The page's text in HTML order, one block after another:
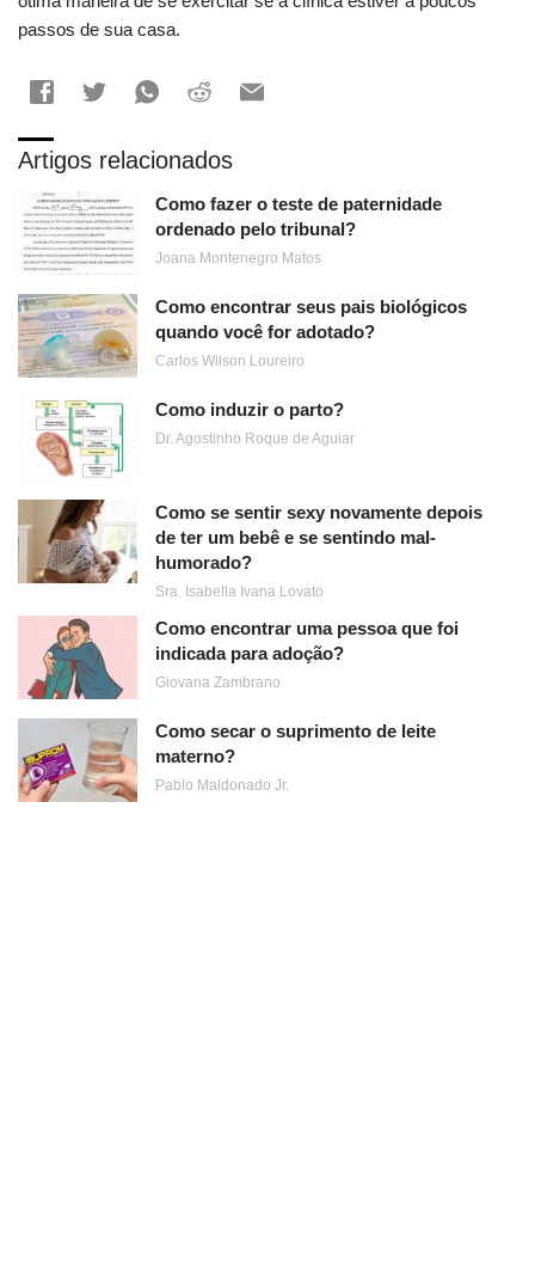
passos de sua casa.
Artigos relacionados
Como fazer o teste de paternidade
ordenado pelo tribunal?
Joana Montenegro Matos
Como encontrar seus pais biológicos
quando você for adotado?
Carlos Wilson Loureiro
Como induzir o parto?
Dr. Agostinho Roque de Aguiar
Como se sentir sexy novamente depois
de ter um bebê e se sentindo mal-
humorado?
Sra. Isabella Ivana Lovato
Como encontrar uma pessoa que foi
indicada para adoção?
Giovana Zambrano
Como secar o suprimento de leite
materno?
Pablo Maldonado Jr.